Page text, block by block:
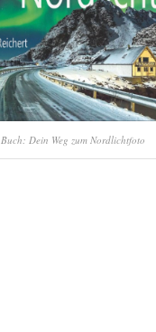
Buch: Dein Weg zum Nordlichtfoto